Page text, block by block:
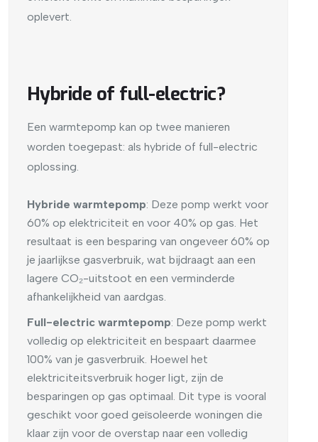
oplevert.
Hybride of full-electric?
Een warmtepomp kan op twee manieren
worden toegepast: als hybride of full-electric
oplossing.
Hybride warmtepomp: Deze pomp werkt voor
60% op elektriciteit en voor 40% op gas. Het
resultaat is een besparing van ongeveer 60% op
je jaarlijkse gasverbruik, wat bijdraagt aan een
lagere CO₂-uitstoot en een verminderde
afhankelijkheid van aardgas.
Full-electric warmtepomp: Deze pomp werkt
volledig op elektriciteit en bespaart daarmee
100% van je gasverbruik. Hoewel het
elektriciteitsverbruik hoger ligt, zijn de
besparingen op gas optimaal. Dit type is vooral
geschikt voor goed geïsoleerde woningen die
klaar zijn voor de overstap naar een volledig